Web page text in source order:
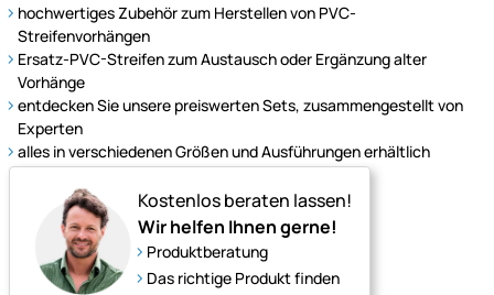
effiziente
Rinderhaltung
–
von
Futter
bis
Zubehör.
hochwertiges Zubehör zum Herstellen von PVC-
Streifenvorhängen
Ersatz-PVC-Streifen zum Austausch oder Ergänzung alter
Vorhänge
entdecken Sie unsere preiswerten Sets, zusammengestellt von
Experten
alles in verschiedenen Größen und Ausführungen erhältlich
Kostenlos beraten lassen!
Wir helfen Ihnen gerne!
Produktberatung
Das richtige Produkt finden